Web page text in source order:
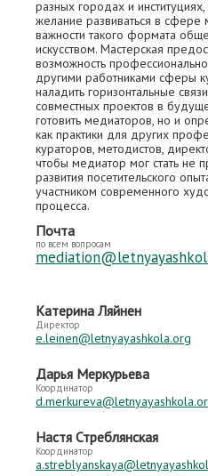
разных городах и
желание развиваться в сфере
важности такого формата
искусством. Мастерская
возможность
другими работниками сферы
наладить горизонтальные
совместных проектов в
готовить медиаторов, но и
как практики для других
кураторов, методистов,
чтобы медиатор мог стать не
развития посетительского
участником современного
процесса.
Почта
по всем вопросам
Катерина Ляйнен
Директор
e.leinen@letnyayashkola.org
Дарья Меркурьева
Координатор
Настя Стреблянская
Координатор